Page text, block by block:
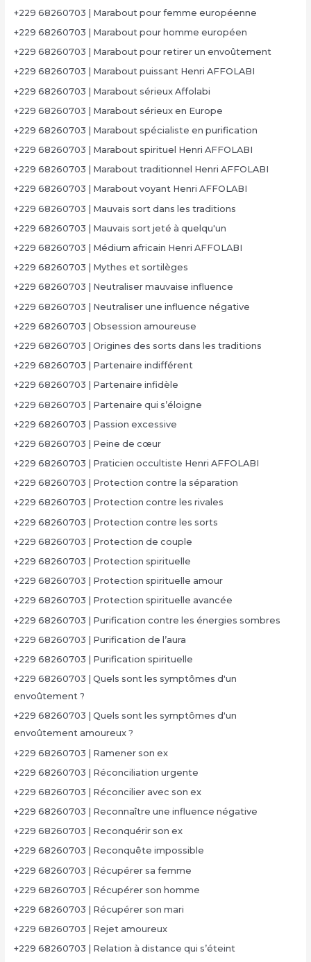
+229 68260703 | Marabout pour femme européenne
+229 68260703 | Marabout pour homme européen
+229 68260703 | Marabout pour retirer un envoûtement
+229 68260703 | Marabout puissant Henri AFFOLABI
+229 68260703 | Marabout sérieux Affolabi
+229 68260703 | Marabout sérieux en Europe
+229 68260703 | Marabout spécialiste en purification
+229 68260703 | Marabout spirituel Henri AFFOLABI
+229 68260703 | Marabout traditionnel Henri AFFOLABI
+229 68260703 | Marabout voyant Henri AFFOLABI
+229 68260703 | Mauvais sort dans les traditions
+229 68260703 | Mauvais sort jeté à quelqu'un
+229 68260703 | Médium africain Henri AFFOLABI
+229 68260703 | Mythes et sortilèges
+229 68260703 | Neutraliser mauvaise influence
+229 68260703 | Neutraliser une influence négative
+229 68260703 | Obsession amoureuse
+229 68260703 | Origines des sorts dans les traditions
+229 68260703 | Partenaire indifférent
+229 68260703 | Partenaire infidèle
+229 68260703 | Partenaire qui s’éloigne
+229 68260703 | Passion excessive
+229 68260703 | Peine de cœur
+229 68260703 | Praticien occultiste Henri AFFOLABI
+229 68260703 | Protection contre la séparation
+229 68260703 | Protection contre les rivales
+229 68260703 | Protection contre les sorts
+229 68260703 | Protection de couple
+229 68260703 | Protection spirituelle
+229 68260703 | Protection spirituelle amour
+229 68260703 | Protection spirituelle avancée
+229 68260703 | Purification contre les énergies sombres
+229 68260703 | Purification de l’aura
+229 68260703 | Purification spirituelle
+229 68260703 | Quels sont les symptômes d'un
envoûtement ?
+229 68260703 | Quels sont les symptômes d'un
envoûtement amoureux ?
+229 68260703 | Ramener son ex
+229 68260703 | Réconciliation urgente
+229 68260703 | Réconcilier avec son ex
+229 68260703 | Reconnaître une influence négative
+229 68260703 | Reconquérir son ex
+229 68260703 | Reconquête impossible
+229 68260703 | Récupérer sa femme
+229 68260703 | Récupérer son homme
+229 68260703 | Récupérer son mari
+229 68260703 | Rejet amoureux
+229 68260703 | Relation à distance qui s’éteint